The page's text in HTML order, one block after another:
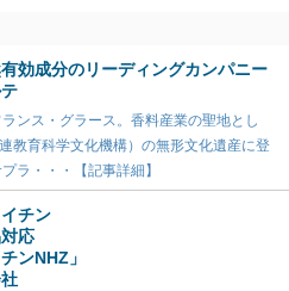
効成分のリーディングカンパニー
ンス・グラース。香料産業の聖地とし
教育科学文化機構）の無形文化遺産に登
ラ・・・【記事詳細】
チン
応
ンNHZ」